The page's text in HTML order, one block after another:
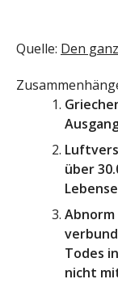
Quelle: Den
über
Todes
nicht